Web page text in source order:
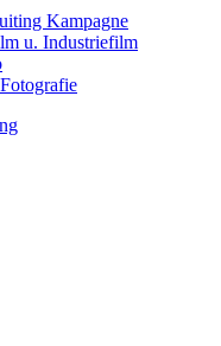
Kampagne
u. Industriefilm